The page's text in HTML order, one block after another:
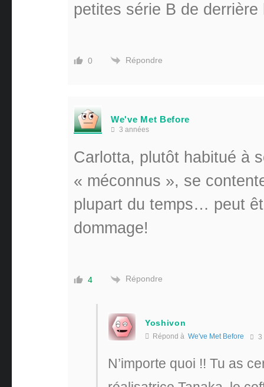
petites série B de
0 Répondre
We've Met Before
3 années
Carlotta, plutôt habitué à
« méconnus », se
plupart du temps… peut
dommage!
4 Répondre
Yoshivon
Répond à We've Met Before 3
N’importe quoi !! Tu as